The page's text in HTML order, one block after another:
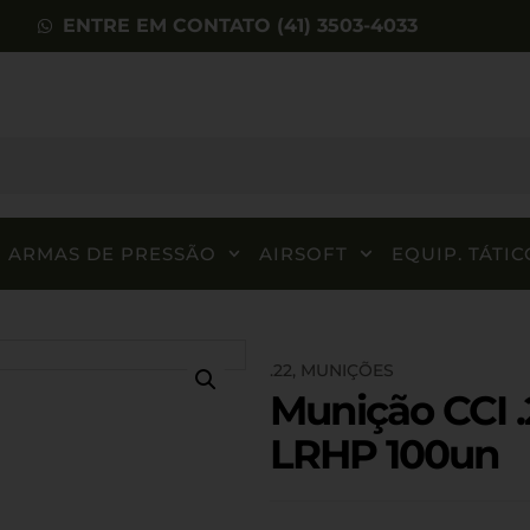
ENTRE EM CONTATO (41) 3503-4033
ARMAS DE PRESSÃO AIRSOFT EQUIP.
.22, MUNIÇÕES
Munição CCI
LRHP 100un